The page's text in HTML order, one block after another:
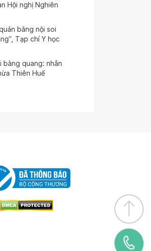
Hội nghị Nghiên
bằng nội soi
Tạp chí Y học
bàng quang: nhân
Thiên Huế